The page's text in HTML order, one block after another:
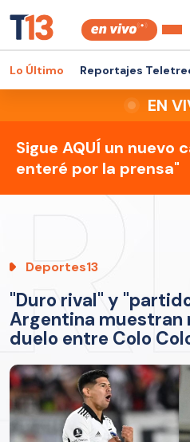
Lo Último Reportajes
EN
Sigue AQUÍ un nuevo
enteré por la prensa"
Deportes13
"Duro rival" y
Argentina muestran
duelo entre Colo